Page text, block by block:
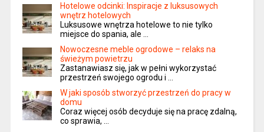
Hotelowe odcinki: Inspiracje z luksusowych
wnętrz hotelowych
Luksusowe wnętrza hotelowe to nie tylko
miejsce do spania, ale …
Nowoczesne meble ogrodowe – relaks na
świeżym powietrzu
Zastanawiasz się, jak w pełni wykorzystać
przestrzeń swojego ogrodu i …
W jaki sposób stworzyć przestrzeń do pracy w
domu
Coraz więcej osób decyduje się na pracę zdalną,
co sprawia, …